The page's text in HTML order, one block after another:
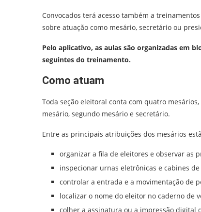
Convocados terá acesso também a
sobre atuação como mesário, secretário ou
Pelo aplicativo, as aulas são organizadas em
seguintes do treinamento.
Como atuam
Toda seção eleitoral conta com quatro
mesário, segundo mesário e secretário.
Entre as principais atribuições dos mesários
organizar a fila de eleitores e observar as
inspecionar urnas eletrônicas e cabines de
controlar a entrada e a movimentação de
localizar o nome do eleitor no caderno de
colher a assinatura ou a impressão digital